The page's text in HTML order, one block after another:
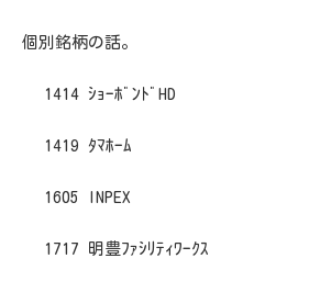
個別銘柄の話。
1414 ｼｮｰﾎﾞﾝﾄﾞHD
1419 ﾀﾏﾎｰﾑ
1605 INPEX
1717 明豊ﾌｧｼﾘﾃｨﾜｰｸｽ